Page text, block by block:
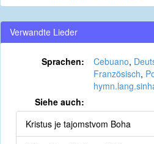
Verwandte Lieder
Sprachen: Cebuano,
Französisch,
Siehe auch:
Kristus je tajomstvom Boha